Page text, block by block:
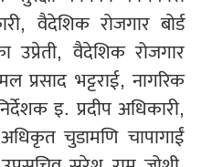
वैदेशिक रोजगार बोर्ड
उप्रेती, वैदेशिक रोजगार
प्रसाद भट्टराई, नागरिक
इ. प्रदीप अधिकारी,
चुडामणि चापागाईं